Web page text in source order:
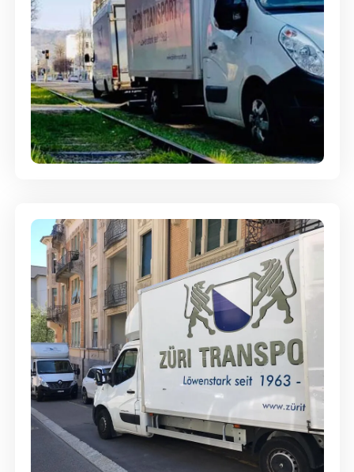
Ein- und Auspackservice
Günstige Umzüge - Hervorragender